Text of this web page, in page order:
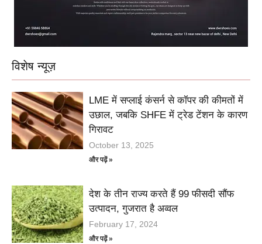
विशेष न्यूज़
LME में सप्लाई कंसर्न से कॉपर की कीमतों में
उछाल, जबकि SHFE में ट्रेड टेंशन के कारण
गिरावट
October 13, 2025
और पढ़ें »
देश के तीन राज्य करते हैं 99 फीसदी सौंफ
उत्पादन, गुजरात है अव्वल
February 17, 2024
और पढ़ें »